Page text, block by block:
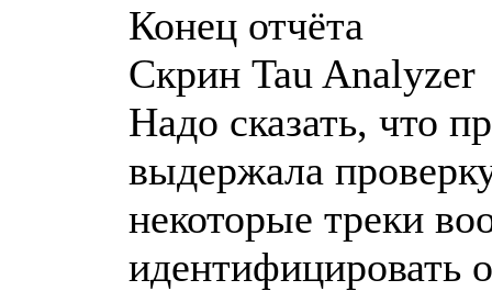
Конец отчёта
Скрин Tau Analyzer
Надо сказать, что
выдержала
некоторые треки
идентифицировать